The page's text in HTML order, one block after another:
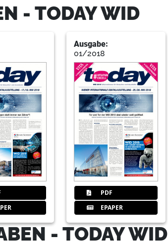
- TODAY WID
Ausgabe:
01/2018
PDF
EPAPER
- TODAY WID